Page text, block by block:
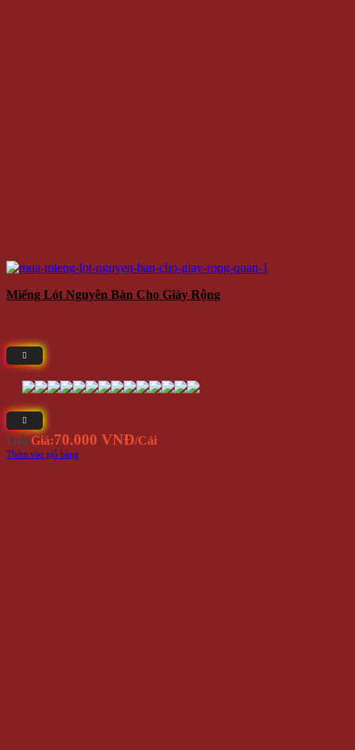
Miếng Lót Nguyên Bàn Cho Giày Rộng
Giá Giá:70.000 VNĐ/Cái
Thêm vào giỏ hàng